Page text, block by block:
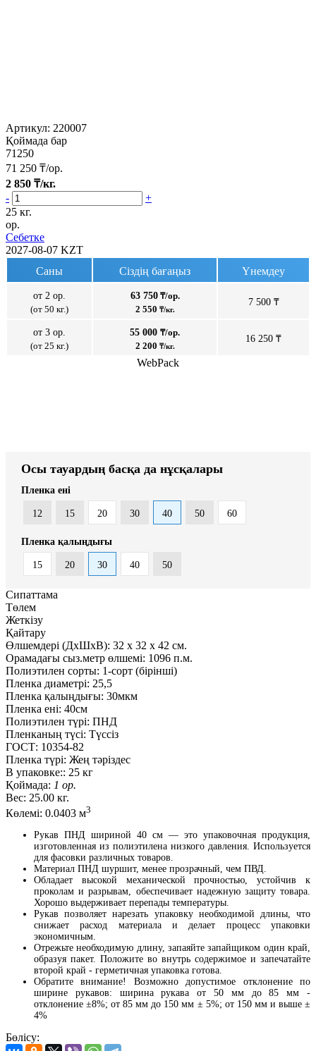
Артикул: 220007
Қоймада бар
71250
71 250 ₸/ор.
2 850 ₸/кг.
-
+
25 кг.
ор.
Себетке
2027-08-07 KZT
Саны
Сіздің бағаңыз Үнемдеу
от 2 ор.
(от 50 кг.)
63 750₸/ор.
2 550 ₸/кг.
7 500 ₸
от 3 ор.
(от 25 кг.)
55 000 ₸/ор.
2 200 ₸/кг.
16 250 ₸
WebPack
Осы тауардың басқа да нұсқалары
Пленка ені
12 15 20 30 40 50 60
Пленка қалыңдығы
15 20 30 40 50
Сипаттама
Төлем
Жеткізу
Қайтару
Өлшемдері (ДxШxВ): 32 x 32 x 42 см.
Орамадағы сыз.метр өлшемі: 1096 п.м.
Полиэтилен сорты: 1-сорт (бірінші)
Пленка диаметрі: 25,5
Пленка қалыңдығы: 30мкм
Пленка ені: 40см
Полиэтилен түрі: ПНД
Пленканың түсі: Түссіз
ГОСТ: 10354-82
Пленка түрі: Жең тәріздес
В упаковке:: 25 кг
Қоймада: 1 ор.
Вес: 25.00 кг.
Көлемі: 0.0403 м3
Рукав ПНД шириной 40 см — это упаковочная продукция,
изготовленная из полиэтилена низкого давления. Используется
для фасовки различных товаров.
Материал ПНД шуршит, менее прозрачный, чем ПВД.
Обладает высокой механической прочностью, устойчив к
проколам и разрывам, обеспечивает надежную защиту товара.
Хорошо выдерживает перепады температуры.
Рукав позволяет нарезать упаковку необходимой длины, что
снижает расход материала и делает процесс упаковки
экономичным.
Отрежьте необходимую длину, запаяйте запайщиком один край,
образуя пакет. Положите во внутрь содержимое и запечатайте
второй край - герметичная упаковка готова.
Обратите внимание! Возможно допустимое отклонение по
ширине рукавов: ширина рукава от 50 мм до 85 мм -
отклонение ±8%; от 85 мм до 150 мм ± 5%; от 150 мм и выше ±
4%
Бөлісу: